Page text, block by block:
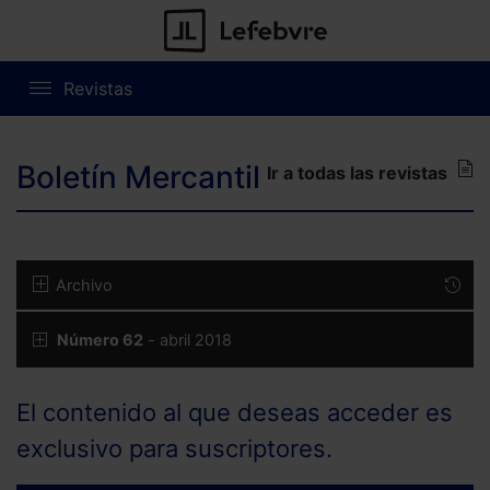
Revistas
Boletín Mercantil Ir a todas las revistas
Archivo
Número 62 - abril 2018
El contenido al que deseas acceder es
exclusivo para suscriptores.